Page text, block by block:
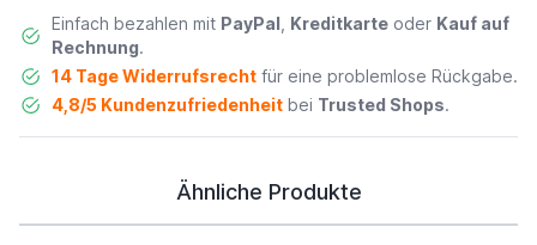
Einfach bezahlen mit PayPal Kreditkarteoder Kauf auf
Rechnung.
14 Tage Widerrufsrechtfür eine problemlose Rückgabe.
4,8/5 Kundenzufriedenheitbei Trusted Shops.
Ähnliche Produkte